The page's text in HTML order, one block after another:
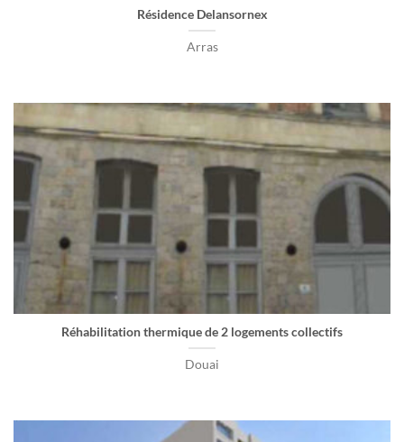
Résidence Delansornex
Arras
Réhabilitation thermique de 2 logements collectifs
Douai